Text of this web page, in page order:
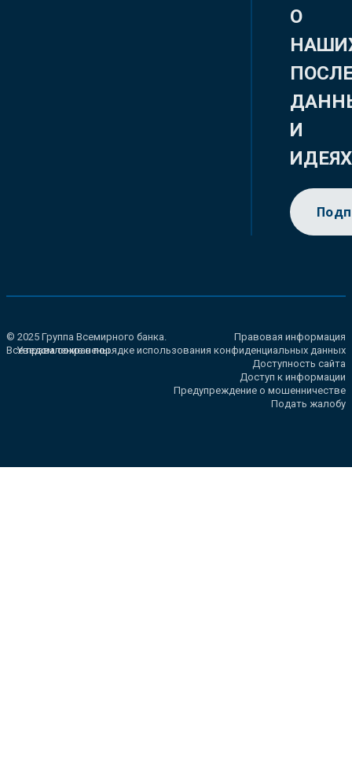
О
И
ИДЕЯХ
© 2025 Группа Всемирного банка.
Все права сохранены.
Правовая информация
Уведомление о порядке использования конфиденциальных данных
Доступность сайта
Доступ к информации
Предупреждение о мошенничестве
Подать жалобу